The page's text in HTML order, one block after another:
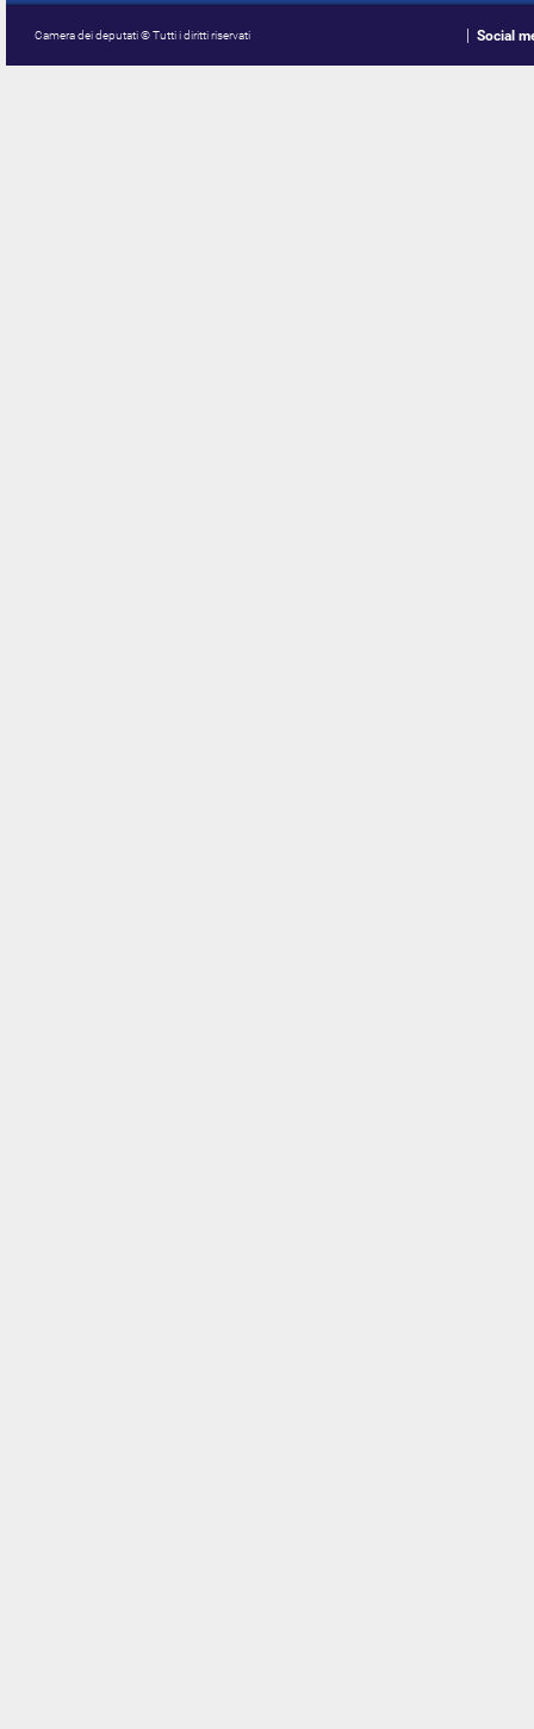
Camera dei deputati © Tutti i diritti riservati Social